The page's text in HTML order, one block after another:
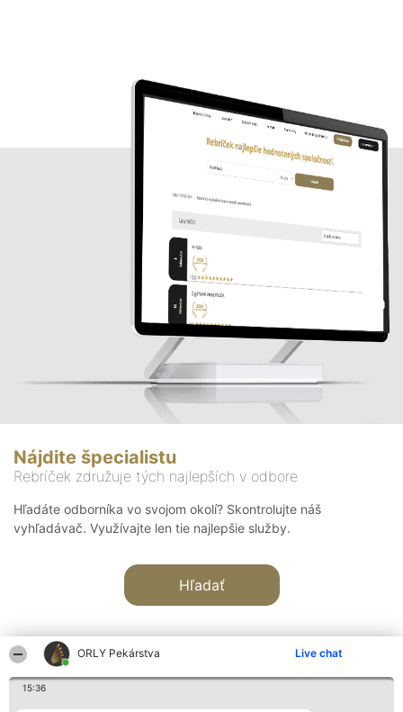
ORLY Pekárstva Live chat
15:36
Nájdite špecialistu
Rebríček združuje tých najlepších v odbore
Hľadáte odborníka vo svojom okolí? Skontrolujte náš
vyhľadávač. Využívajte len tie najlepšie služby.
Hľadať